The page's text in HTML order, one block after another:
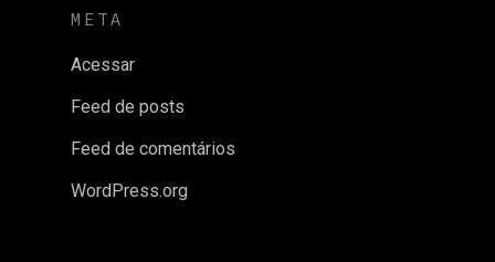
META
Acessar
Feed de posts
Feed de comentários
WordPress.org